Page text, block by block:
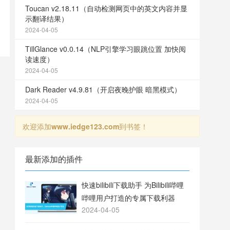
Toucan v2.18.11（自动检测网页中的英文内容并显
示翻译结果）
2024-04-05
TillGlance v0.0.14（NLP引擎学习眼跳位置 加快阅
读速度）
2024-04-05
Dark Reader v4.9.81（开启夜晚护眼 暗黑模式）
2024-04-05
欢迎添加www.iedge123.com到书签！
最新添加的插件
快速bilibili下载助手 为Bilibili哔哩
哔哩用户打造的专属下载利器
2024-04-05